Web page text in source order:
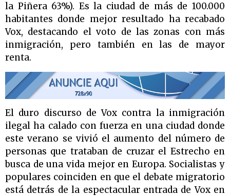
la Piñera 63%). Es la ciudad de más de 100.000
habitantes donde mejor resultado ha recabado
Vox, destacando el voto de las zonas con más
inmigración, pero también en las de mayor
renta.
El duro discurso de Vox contra la inmigración
ilegal ha calado con fuerza en una ciudad donde
este verano se vivió el aumento del número de
personas que trataban de cruzar el Estrecho en
busca de una vida mejor en Europa. Socialistas y
populares coinciden en que el debate migratorio
está detrás de la espectacular entrada de Vox en